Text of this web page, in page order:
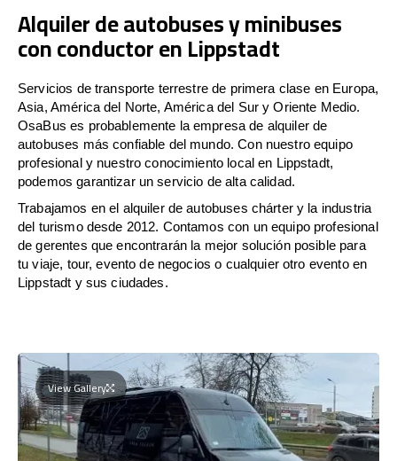
Alquiler de autobuses y minibuses
con conductor en Lippstadt
Servicios de transporte terrestre de primera clase en Europa,
Asia, América del Norte, América del Sur y Oriente Medio.
OsaBus es probablemente la empresa de alquiler de
autobuses más confiable del mundo. Con nuestro equipo
profesional y nuestro conocimiento local en Lippstadt,
podemos garantizar un servicio de alta calidad.
Trabajamos en el alquiler de autobuses chárter y la industria
del turismo desde 2012. Contamos con un equipo profesional
de gerentes que encontrarán la mejor solución posible para
tu viaje, tour, evento de negocios o cualquier otro evento en
Lippstadt y sus ciudades.
View Gallery